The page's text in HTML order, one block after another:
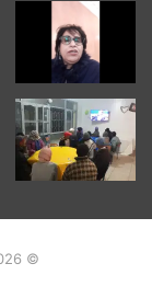
© 2026جميع الحقوق محفوضة |